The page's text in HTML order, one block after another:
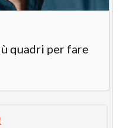
quadri per fare